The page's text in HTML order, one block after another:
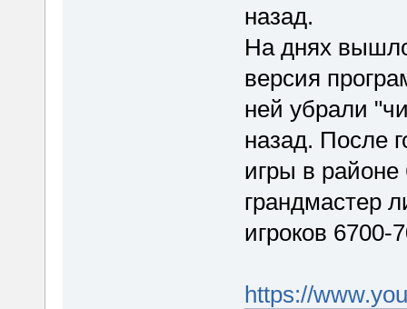
назад.
На днях
версия
ней убрали
назад. После
игры в районе
грандмастер
игроков 6700-
https://